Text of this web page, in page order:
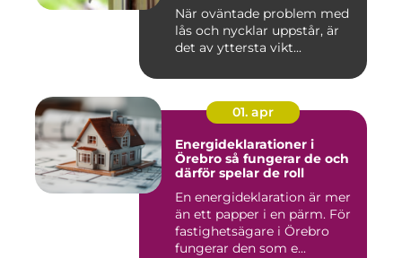
När oväntade problem med
lås och nycklar uppstår, är
det av yttersta vikt...
01. apr
Energideklarationer i
Örebro så fungerar de och
därför spelar de roll
En energideklaration är mer
än ett papper i en pärm. För
fastighetsägare i Örebro
fungerar den som e...